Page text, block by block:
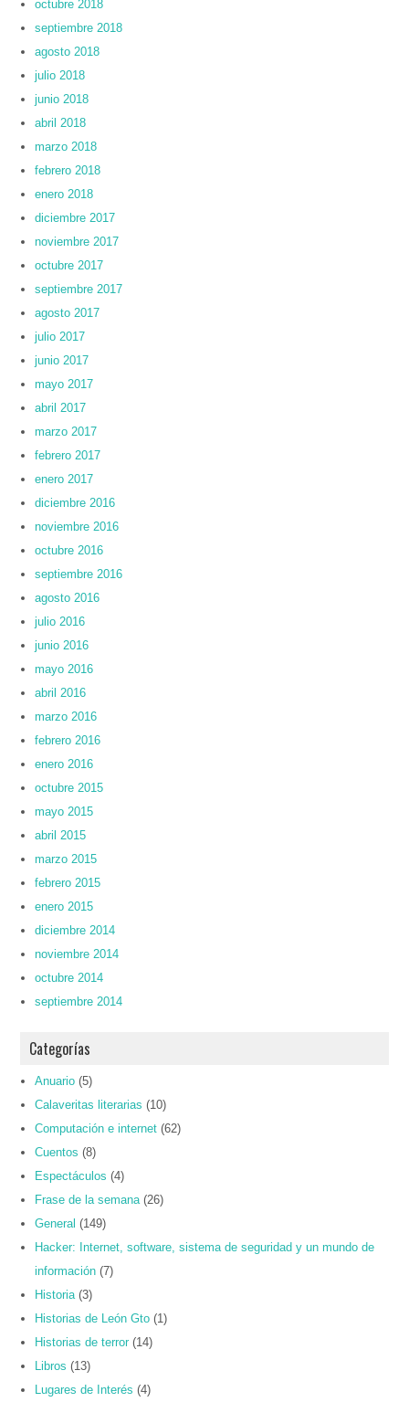
octubre 2018
septiembre 2018
agosto 2018
julio 2018
junio 2018
abril 2018
marzo 2018
febrero 2018
enero 2018
diciembre 2017
noviembre 2017
octubre 2017
septiembre 2017
agosto 2017
julio 2017
junio 2017
mayo 2017
abril 2017
marzo 2017
febrero 2017
enero 2017
diciembre 2016
noviembre 2016
octubre 2016
septiembre 2016
agosto 2016
julio 2016
junio 2016
mayo 2016
abril 2016
marzo 2016
febrero 2016
enero 2016
octubre 2015
mayo 2015
abril 2015
marzo 2015
febrero 2015
enero 2015
diciembre 2014
noviembre 2014
octubre 2014
septiembre 2014
Categorías
Anuario (5)
Calaveritas literarias (10)
Computación e internet (62)
Cuentos (8)
Espectáculos (4)
Frase de la semana (26)
General (149)
Hacker: Internet, software, sistema de seguridad y un mundo de
información (7)
Historia (3)
Historias de León Gto (1)
Historias de terror (14)
Libros (13)
Lugares de Interés (4)